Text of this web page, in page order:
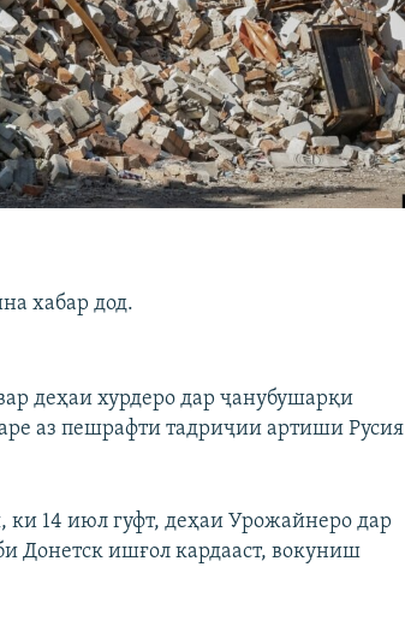
хабар дод.
деҳаи хурдеро дар ҷанубушарқи
аз пешрафти тадриҷии артиши Русия
14 июл гуфт, деҳаи Урожайнеро дар
Донетск ишғол кардааст, вокуниш